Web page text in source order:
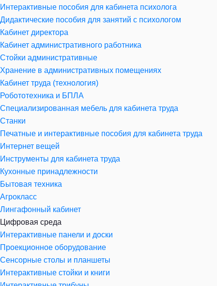
Интерактивные пособия для кабинета психолога
Дидактические пособия для занятий с психологом
Кабинет директора
Кабинет административного работника
Стойки административные
Хранение в административных помещениях
Кабинет труда (технология)
Робототехника и БПЛА
Специализированная мебель для кабинета труда
Станки
Печатные и интерактивные пособия для кабинета труда
Интернет вещей
Инструменты для кабинета труда
Кухонные принадлежности
Бытовая техника
Агрокласс
Лингафонный кабинет
Цифровая среда
Интерактивные панели и доски
Проекционное оборудование
Сенсорные столы и планшеты
Интерактивные стойки и книги